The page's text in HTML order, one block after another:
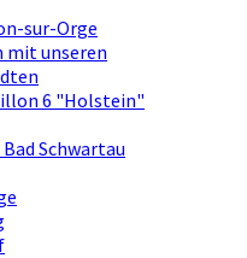
sur-Orge
unseren
6 "Holstein"
Schwartau